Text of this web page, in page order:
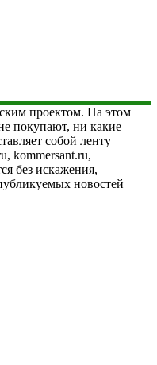
проектом. На этом
покупают, ни какие
собой ленту
kommersant.ru,
без искажения,
новостей